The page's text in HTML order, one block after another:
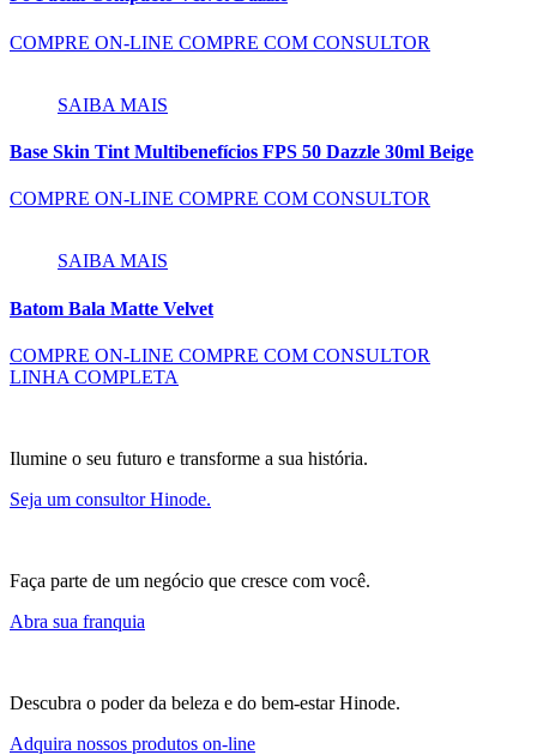
COMPRE ON-LINE COMPRE COM CONSULTOR
SAIBA MAIS
Base Skin Tint Multibenefícios FPS 50 Dazzle 30ml Beige
COMPRE ON-LINE COMPRE COM CONSULTOR
SAIBA MAIS
Batom Bala Matte Velvet
COMPRE ON-LINE COMPRE COM CONSULTOR
LINHA COMPLETA
Ilumine o seu futuro e transforme a sua história.
Seja um consultor Hinode.
Faça parte de um negócio que cresce com você.
Abra sua franquia
Descubra o poder da beleza e do bem-estar Hinode.
Adquira nossos produtos on-line